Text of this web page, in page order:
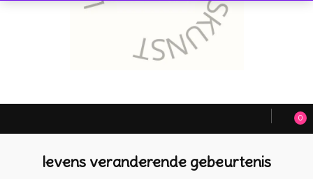
0
levens veranderende gebeurtenis